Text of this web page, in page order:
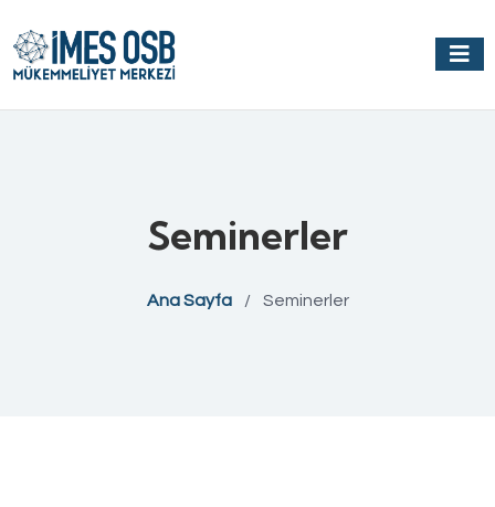
Seminerler
Ana Sayfa / Seminerler